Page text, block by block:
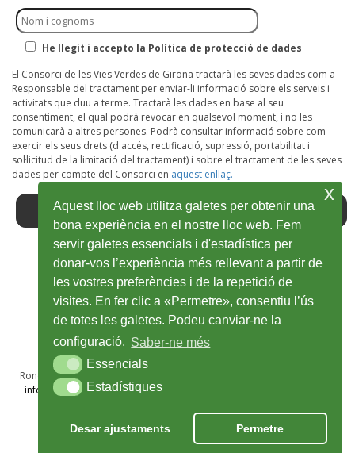
He llegit i accepto la Política de protecció de dades
El Consorci de les Vies Verdes de Girona tractarà les seves dades com a
Responsable del tractament per enviar-li informació sobre els serveis i
activitats que duu a terme. Tractarà les dades en base al seu
consentiment, el qual podrà revocar en qualsevol moment, i no les
comunicarà a altres persones. Podrà consultar informació sobre com
exercir els seus drets (d'accés, rectificació, supressió, portabilitat i
sol·licitud de la limitació del tractament) i sobre el tractament de les seves
dades per compte del Consorci en aquest enllaç.
Facebook
Obre
en
una
finestra
nova
Twitter
Obre
en
una
finestra
nova
Youtube
Obre
en
una
finestra
Instagram
Obre
en
una
finestra
Wikiloc
Obre
en
una
finestra
Ronda Sant Antoni Maria Claret, 28A, 1r · 17002 Girona · T 972 48 69 50
info@viesverdes.org· 2025 © Consorci de les Vies Verdes de Girona
Política de privacitat Cookies Crèdits
Aquest lloc web utilitza galetes per obtenir una
bona experiència en el nostre lloc web. Fem
servir galetes essencials i d'estadística per
donar-vos l’experiència més rellevant a partir de
les vostres preferències i de la repetició de
visites. En fer clic a «Permetre», consentiu l’ús
de totes les galetes. Podeu canviar-ne la
configuració. Saber-ne més
EssencialsEssencials
Estadístiques
Estadístiques
Desar ajustaments Permetre
x